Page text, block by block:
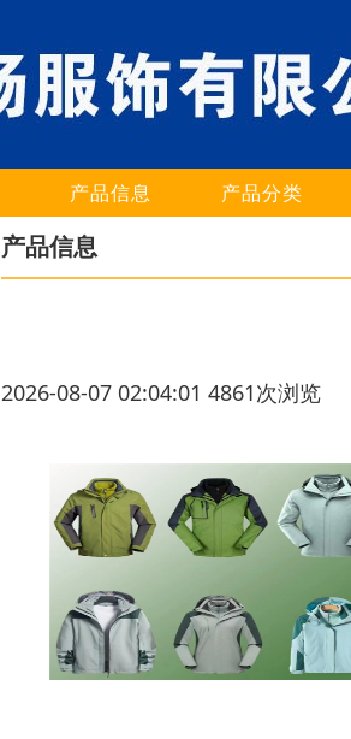
产品信息 产品分类
产品信息
2026-08-07 02:04:01 4861次浏览